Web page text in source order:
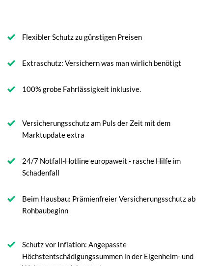
Flexibler Schutz zu günstigen Preisen
Extraschutz: Versichern was man wirlich benötigt
100% grobe Fahrlässigkeit inklusive.
Versicherungsschutz am Puls der Zeit mit dem
Marktupdate extra
24/7 Notfall-Hotline europaweit - rasche Hilfe im
Schadenfall
Beim Hausbau: Prämienfreier Versicherungsschutz ab
Rohbaubeginn
Schutz vor Inflation: Angepasste
Höchstentschädigungssummen in der Eigenheim- und